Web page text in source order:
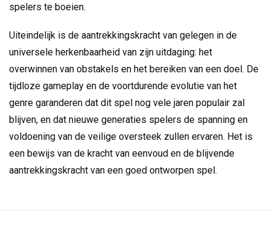
spelers te boeien.
Uiteindelijk is de aantrekkingskracht van gelegen in de
universele herkenbaarheid van zijn uitdaging: het
overwinnen van obstakels en het bereiken van een doel. De
tijdloze gameplay en de voortdurende evolutie van het
genre garanderen dat dit spel nog vele jaren populair zal
blijven, en dat nieuwe generaties spelers de spanning en
voldoening van de veilige oversteek zullen ervaren. Het is
een bewijs van de kracht van eenvoud en de blijvende
aantrekkingskracht van een goed ontworpen spel.